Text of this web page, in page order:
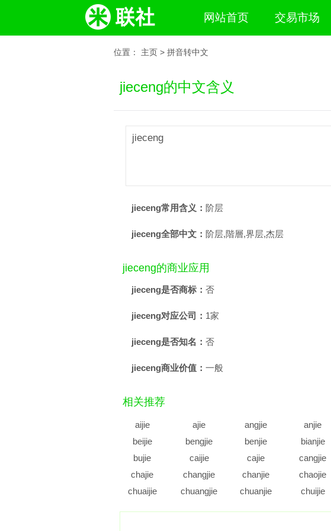
网站首页 交易市场
位置： 主页 > 拼音转中文
jieceng的中文含义
jieceng
jieceng常用含义： 阶层
jieceng全部中文： 阶层,階層,界层,杰层
jieceng的商业应用
jieceng是否商标： 否
jieceng对应公司： 1家
jieceng是否知名： 否
jieceng商业价值： 一般
相关推荐
aijie ajie angjie anjie
beijie
bengjie benjie bianjie
bujie
caijie cajie cangjie
chajie
changjie chanjie chaojie
chuaijie
chuangjie chuanjie chuijie